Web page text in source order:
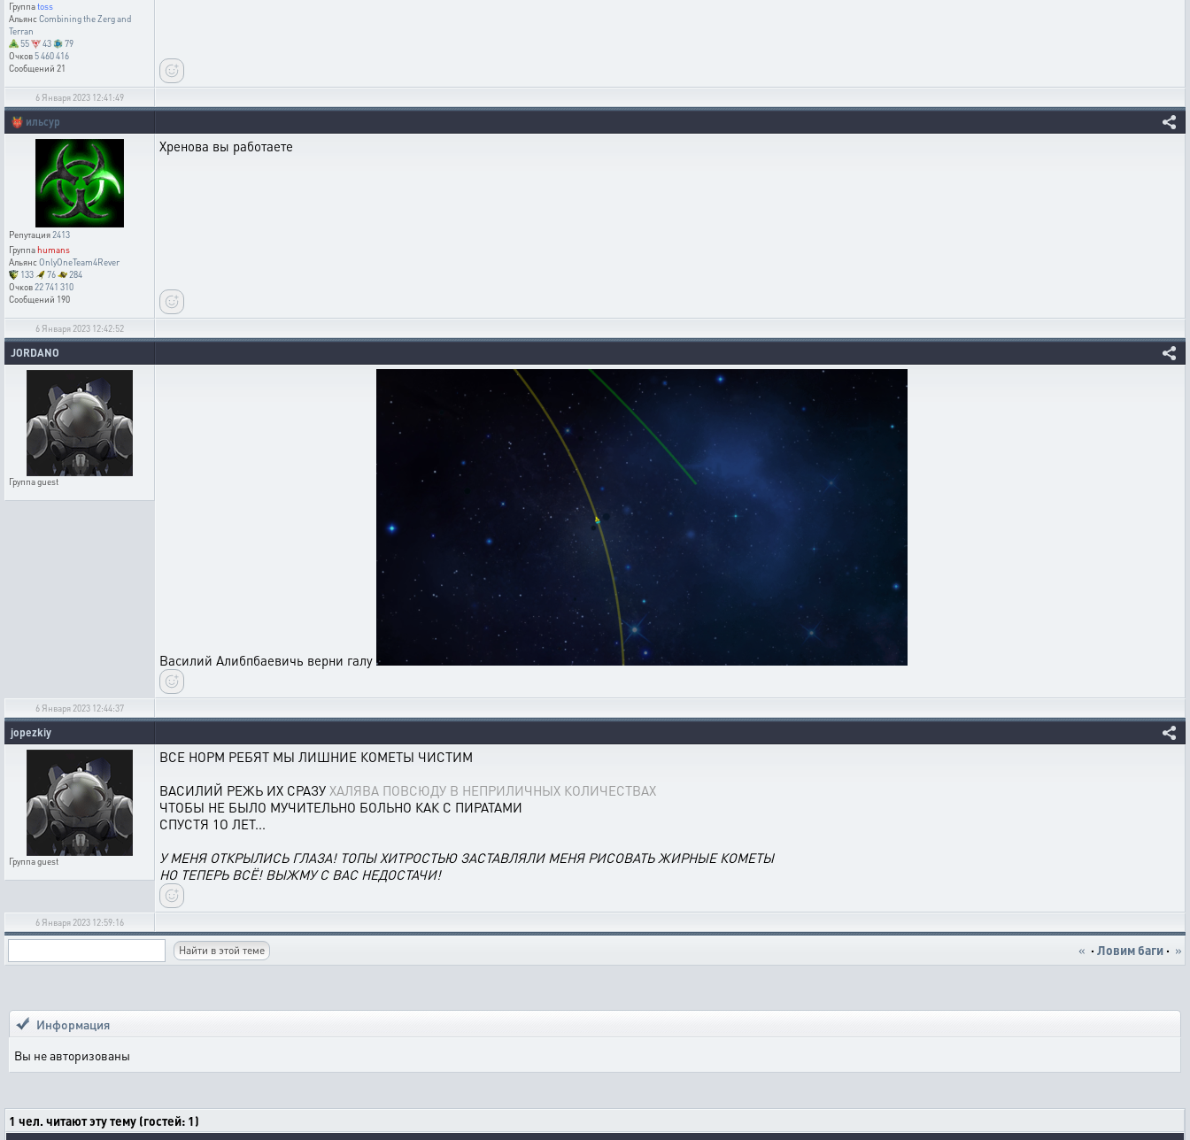
Группаtoss
АльянсCombining the Zerg and
Terran
55
43
79
Очков 5 460 416
Сообщений 21
6 Января 2023 12:41:49
👹 ильсур
Репутация2413
Группаhumans
АльянсOnlyOneTeam4Rever
133
76
284
Очков22 741 310
Сообщений 190
Хренова вы работаете
6 Января 2023 12:42:52
JORDANO
Группаguest
Василий Алибпбаевичь верни галу
6 Января 2023 12:44:37
jopezkiy
Группаguest
ВСЕ НОРМ РЕБЯТ МЫ ЛИШНИЕ КОМЕТЫ ЧИСТИМ
ВАСИЛИЙ РЕЖЬ ИХ СРАЗУ ХАЛЯВА ПОВСЮДУ В НЕПРИЛИЧНЫХ КОЛИЧЕСТВАХ
ЧТОБЫ НЕ БЫЛО МУЧИТЕЛЬНО БОЛЬНО КАК С ПИРАТАМИ
СПУСТЯ 1О ЛЕТ...
У МЕНЯ ОТКРЫЛИСЬ ГЛАЗА! ТОПЫ ХИТРОСТЬЮ ЗАСТАВЛЯЛИ МЕНЯ РИСОВАТЬ ЖИРНЫЕ КОМЕТЫ
НО ТЕПЕРЬ ВСЁ! ВЫЖМУ С ВАС НЕДОСТАЧИ!
6 Января 2023 12:59:16
« · Ловим баги · »
Информация
Вы не авторизованы
1 чел. читают эту тему (гостей: 1)